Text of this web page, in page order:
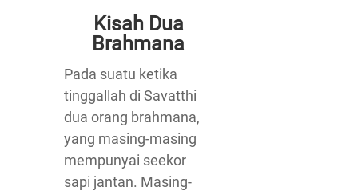
Kisah Dua
Brahmana
Pada suatu ketika
tinggallah di Savatthi
dua orang brahmana,
yang masing-masing
mempunyai seekor
sapi jantan. Masing-